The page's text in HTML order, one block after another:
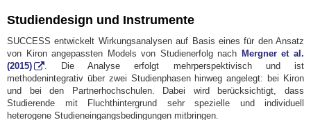
Studiendesign und Instrumente
SUCCESS entwickelt Wirkungsanalysen auf Basis eines für den Ansatz
von Kiron angepassten Models von Studienerfolg nach Mergner et al.
(2015)
. Die Analyse erfolgt mehrperspektivisch und ist
methodenintegrativ über zwei Studienphasen hinweg angelegt: bei Kiron
und bei den Partnerhochschulen. Dabei wird berücksichtigt, dass
Studierende mit Fluchthintergrund sehr spezielle und individuell
heterogene Studieneingangsbedingungen mitbringen.